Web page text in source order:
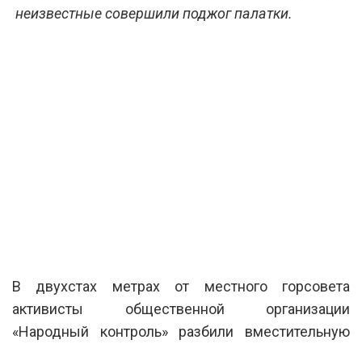
неизвестные совершили поджог палатки.
В двухстах метрах от местного горсовета
активисты общественной организации
«Народный контроль» разбили вместительную